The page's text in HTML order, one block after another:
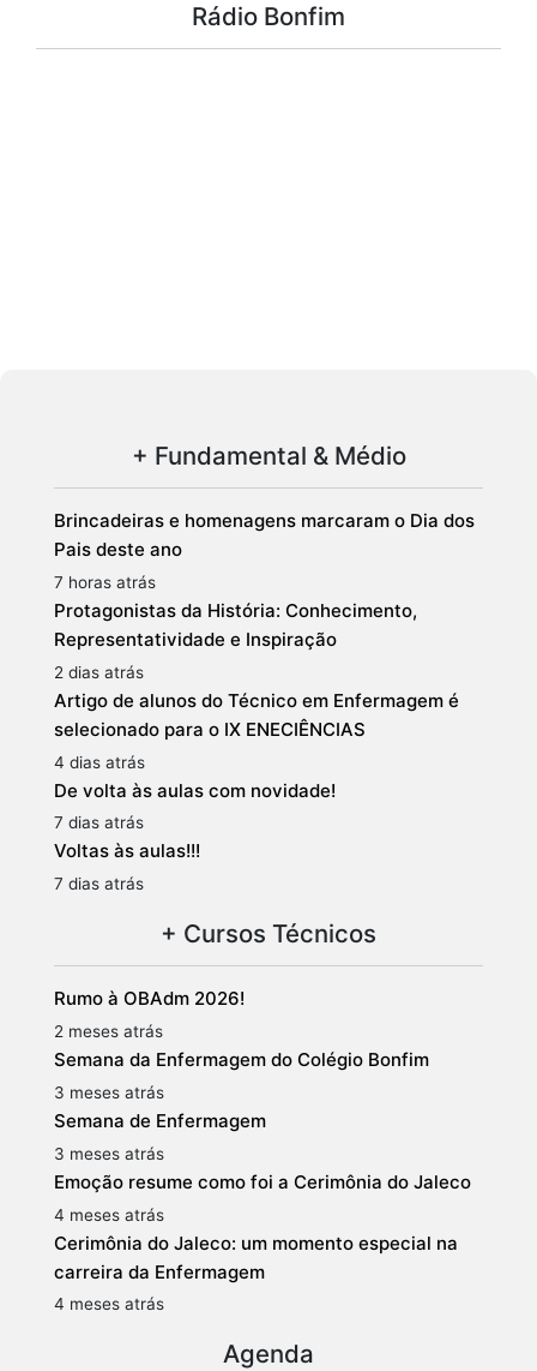
Rádio Bonfim
+ Fundamental & Médio
Brincadeiras e homenagens marcaram o Dia dos
Pais deste ano
7 horas atrás
Protagonistas da História: Conhecimento,
Representatividade e Inspiração
2 dias atrás
Artigo de alunos do Técnico em Enfermagem é
selecionado para o IX ENECIÊNCIAS
4 dias atrás
De volta às aulas com novidade!
7 dias atrás
Voltas às aulas!!!
7 dias atrás
+ Cursos Técnicos
Rumo à OBAdm 2026!
2 meses atrás
Semana da Enfermagem do Colégio Bonfim
3 meses atrás
Semana de Enfermagem
3 meses atrás
Emoção resume como foi a Cerimônia do Jaleco
4 meses atrás
Cerimônia do Jaleco: um momento especial na
carreira da Enfermagem
4 meses atrás
Agenda